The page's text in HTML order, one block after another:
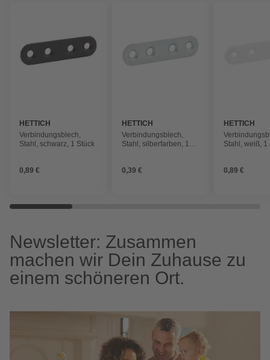
HETTICH
Verbindungsblech,
Stahl, schwarz, 1 Stück
0,89 €
HETTICH
Verbindungsblech,
Stahl, silberfarben, 1
0,39 €
HETTICH
Stahl, weiß, 1
0,89 €
Newsletter: Zusammen
machen wir Dein Zuhause zu
einem schöneren Ort.